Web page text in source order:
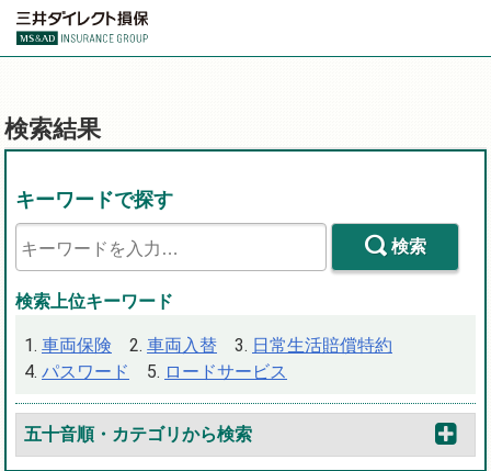
検索結果
キーワードで探す
検索
検索上位キーワード
車両保険 車両入替
日常生活賠償特約
パスワード
ロードサービス
五十音順・カテゴリから検索